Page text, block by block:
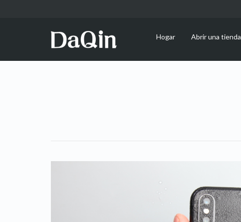
Hogar Abrir una tienda